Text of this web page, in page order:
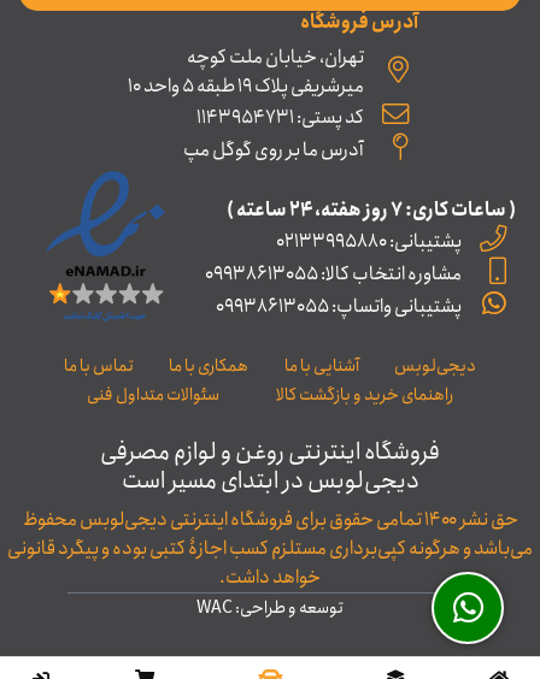
آدرس فروشگاه
تهران، خیابان ملت کوچه
میرشریفی پلاک 19 طبقه 5 واحد 10
کد پستی: 1143954731
آدرس ما بر روی گوگل مپ
( ساعات کاری: ۷ روز ﻫﻔﺘﻪ، ۲۴ ﺳﺎﻋﺘﻪ )
پشتیبانی: 02133995880
مشاوره انتخاب کالا: 09938613055
پشتیبانی واتساپ: 09938613055
دیجی‌لوبس آشنایی با ما همکاری با ما
تماس با ما
راهنمای خرید و بازگشت کالا
سئوالات متداول فنی
فروشگاه اینترنتی روغن و لوازم مصرفی
دیجی‌لوبس در ابتدای مسیر است
حق نشر ۱۴۰۰ تمامی حقوق برای فروشگاه اینترنتی دیجی‌لوبس محفوظ
می‌باشد و هرگونه کپی‌برداری مستلزم کسب اجازۀ کتبی بوده و پیگرد قانونی
خواهد داشت.
توسعه و طراحی: WAC